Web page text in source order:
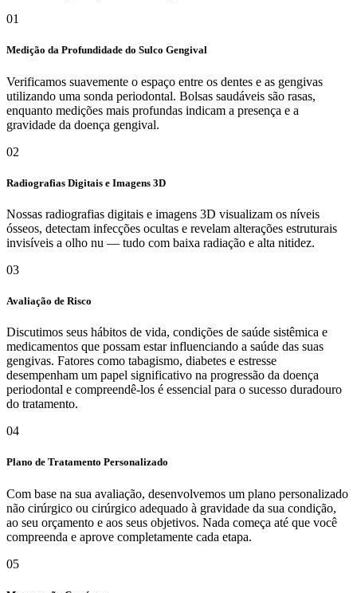
01
Medição da Profundidade do Sulco Gengival
Verificamos suavemente o espaço entre os dentes e as gengivas
utilizando uma sonda periodontal. Bolsas saudáveis são rasas,
enquanto medições mais profundas indicam a presença e a
gravidade da doença gengival.
02
Radiografias Digitais e Imagens 3D
Nossas radiografias digitais e imagens 3D visualizam os níveis
ósseos, detectam infecções ocultas e revelam alterações estruturais
invisíveis a olho nu — tudo com baixa radiação e alta nitidez.
03
Avaliação de Risco
Discutimos seus hábitos de vida, condições de saúde sistêmica e
medicamentos que possam estar influenciando a saúde das suas
gengivas. Fatores como tabagismo, diabetes e estresse
desempenham um papel significativo na progressão da doença
periodontal e compreendê-los é essencial para o sucesso duradouro
do tratamento.
04
Plano de Tratamento Personalizado
Com base na sua avaliação, desenvolvemos um plano personalizado
não cirúrgico ou cirúrgico adequado à gravidade da sua condição,
ao seu orçamento e aos seus objetivos. Nada começa até que você
compreenda e aprove completamente cada etapa.
05